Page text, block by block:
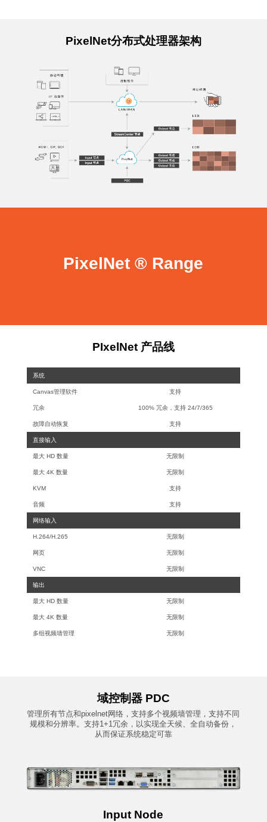
PixelNet分布式处理器架构
PixelNet ® Range
PIxelNet 产品线
系统
Canvas管理软件 支持
冗余 100% 冗余，支持 24/7/365
故障自动恢复 支持
直接输入
最大 HD 数量 无限制
最大 4K 数量 无限制
KVM 支持
音频 支持
网络输入
H.264/H.265 无限制
网页 无限制
VNC 无限制
输出
最大 HD 数量 无限制
最大 4K 数量 无限制
多组视频墙管理 无限制
域控制器 PDC
管理所有节点和pixelnet网络，支持多个视频墙管理，支持不同
规模和分辨率。支持1+1冗余，以实现全天候、全自动备份，
从而保证系统稳定可靠
Input Node